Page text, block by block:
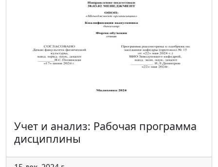
Учет и анализ: Рабочая программа
дисциплины